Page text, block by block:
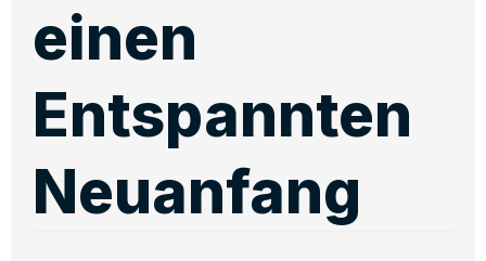
einen
Entspannten
Neuanfang